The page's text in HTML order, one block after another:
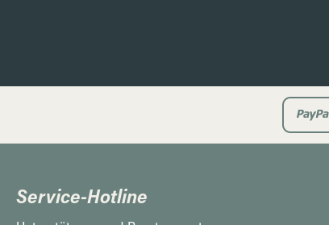
Service-Hotline